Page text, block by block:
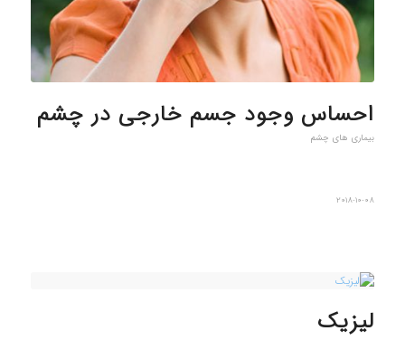
احساس وجود جسم خارجی در چشم
بیماری های چشم
2018-10-08
لیزیک